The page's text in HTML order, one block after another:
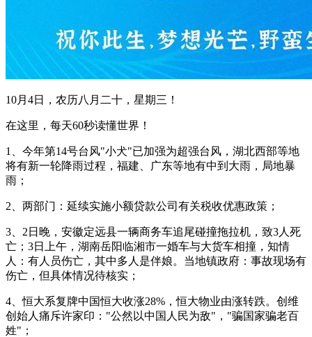
10月4日，农历八月二十，星期三！
在这里，每天60秒读懂世界！
1、今年第14号台风"小犬"已加强为超强台风，湖北西部等地
将有新一轮降雨过程，福建、广东等地有中到大雨，局地暴
雨；
2、两部门：延续实施小额贷款公司有关税收优惠政策；
3、2日晚，安徽定远县一辆商务车追尾碰撞拖拉机，致3人死
亡；3日上午，湖南岳阳临湘市一婚车与大货车相撞，知情
人：有人员伤亡，其中多人是伴娘。当地镇政府：事故现场有
伤亡，但具体情况待核实；
4、恒大系复牌中国恒大收涨28%，恒大物业由涨转跌。创维
创始人痛斥许家印："公然以中国人民为敌"，"骗国家骗老百
姓"；